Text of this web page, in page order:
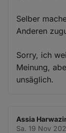
Selber
Anderen
Sorry, ich
Meinung,
unsäglich.
Assia
Sa. 19 Nov